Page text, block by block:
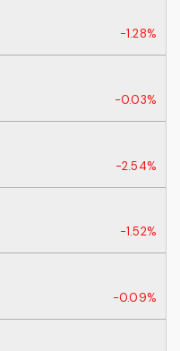
-1.28%
-0.03%
-2.54%
-1.52%
-0.09%